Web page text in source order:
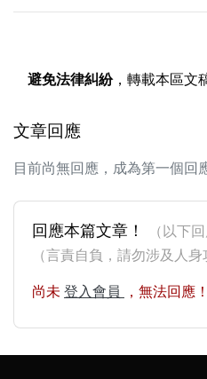
避免法律糾紛，轉載本區文
文章回應
目前尚無回應，成為第一個回
回應本篇文章！
（以下
（言責自負，請勿涉及人身
尚未 登入會員 ，無法回應！